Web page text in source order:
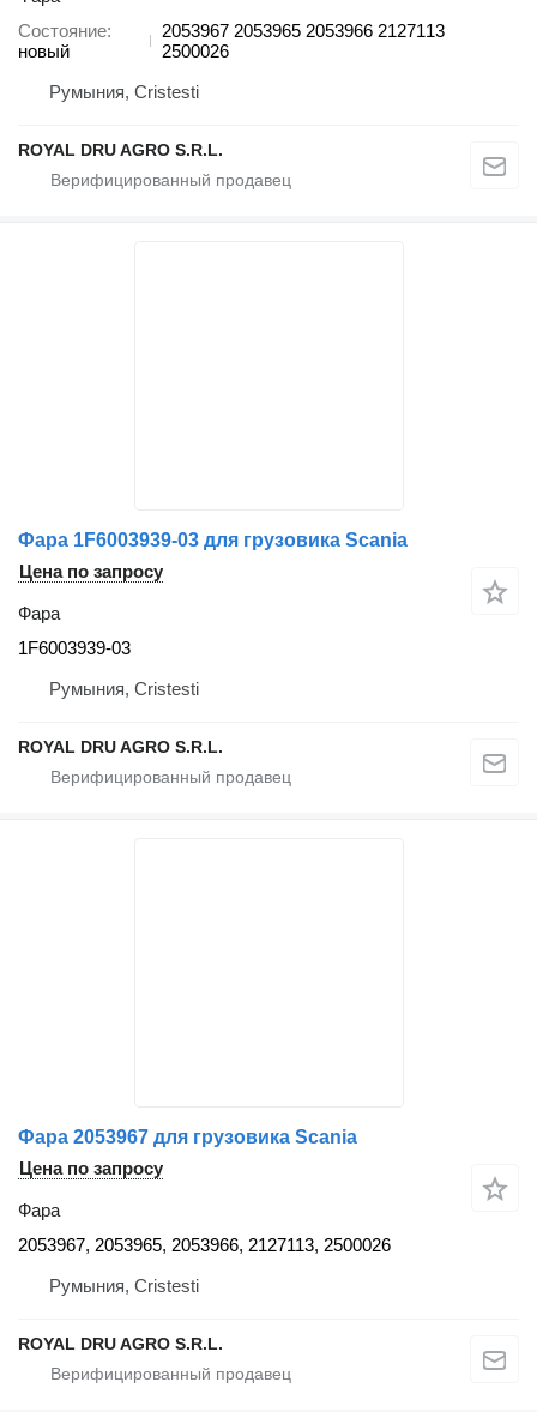
Состояние
новый
2053967 2053965 2053966 2127113
2500026
Румыния, Cristesti
ROYAL DRU AGRO S.R.L.
Фара 1F6003939-03 для грузовика Scania
Цена по запросу
Фара
1F6003939-03
Румыния, Cristesti
ROYAL DRU AGRO S.R.L.
Фара 2053967 для грузовика Scania
Цена по запросу
Фара
2053967, 2053965, 2053966, 2127113, 2500026
Румыния, Cristesti
ROYAL DRU AGRO S.R.L.